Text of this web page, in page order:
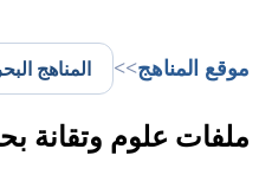
موقع المناهج>>
ملفات علوم وتقانة